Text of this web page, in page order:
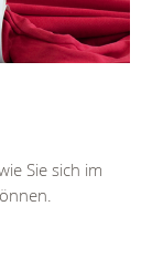
Sie sich im